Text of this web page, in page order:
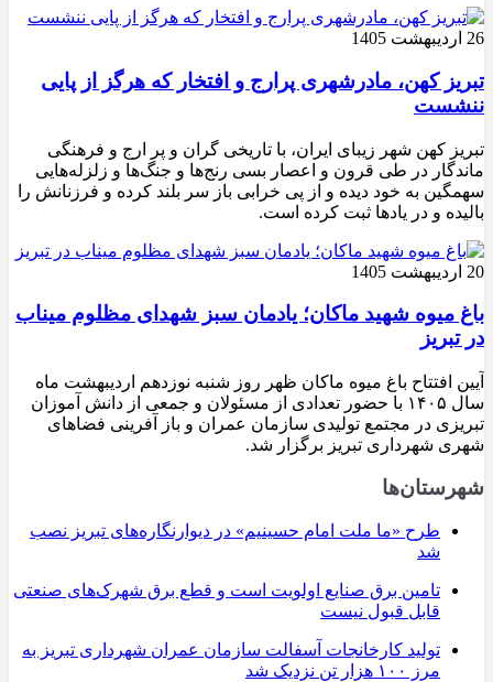
26 اردیبهشت 1405
تبریز کهن، مادرشهری پرارج و افتخار که هرگز از پایی
ننشست
تبریز کهن شهر زیبای ایران، با تاریخی گران و پر ارج و فرهنگی
ماندگار در طی قرون و اعصار بسی رنج‌ها و جنگ‌ها و زلزله‌هایی
سهمگین به خود دیده و از پی خرابی باز سر بلند کرده و فرزنانش را
بالیده و در یادها ثبت کرده است.
20 اردیبهشت 1405
باغ میوه شهید ماکان؛ یادمان سبز شهدای مظلوم میناب
در تبریز
آیین افتتاح باغ میوه ماکان ظهر روز شنبه نوزدهم اردیبهشت ماه
سال ۱۴۰۵ با حضور تعدادی از مسئولان و جمعی از دانش آموزان
تبریزی در مجتمع تولیدی سازمان عمران و باز آفرینی فضاهای
شهری شهرداری تبریز برگزار شد.
شهرستان‌ها
طرح «ما ملت امام حسینیم» در دیوارنگاره‌های تبریز نصب
شد
تامین برق صنایع اولویت است و قطع برق شهرک‌های صنعتی
قابل قبول نیست
تولید کارخانجات آسفالت سازمان عمران شهرداری تبریز به
مرز ۱۰۰ هزار تن نزدیک شد